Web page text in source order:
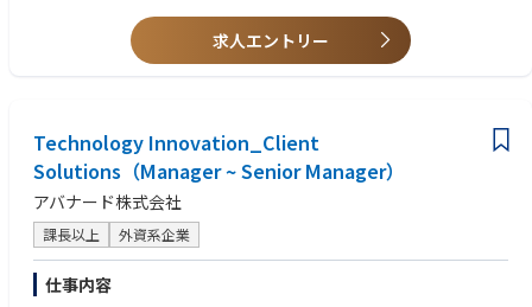
・★量子コンピュータ,★Physical AI - Robotics,★Web4
プログラミング言語/FW：
・LangChain/LangGraph,MLflow
・★MicrosoftAgentFramework,★SemanticKernel,AutoGen
・★MCP,★MCPPythonSDK,★FastMCP,★ROS2
・★A2A,★AP2
laC/CI：
・Terraform,CloudFormation,Ansible
・GitHubActions,AWSCodePipeline,AzureDevOps,Jenkins
・戦略的パートナー（Microsoftなど）との協業経験
・プレイングマネージャー志向
・顧客志向の高さ（直接の顧客対応も厭わない姿勢）
・日本市場の戦略と、グローバル・APACそれぞれの戦略を理解し整合性
を図れるバランス感覚のある方
求人エントリー
Technology Innovation_Client
Solutions（Manager ~ Senior Manager）
アバナード株式会社
課長以上 外資系企業
仕事内容